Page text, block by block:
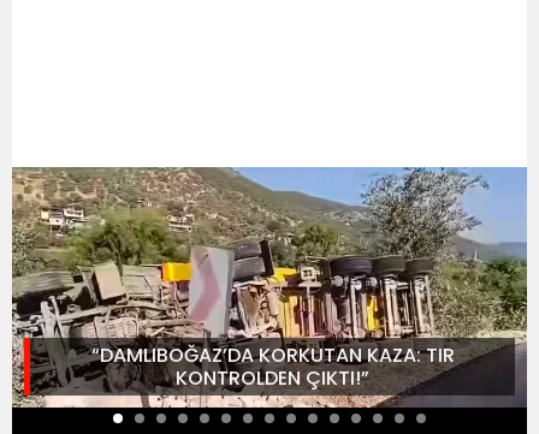
“DAMLIBOĞAZ’DA KORKUTAN KAZA: TIR
KONTROLDEN ÇIKTI!”